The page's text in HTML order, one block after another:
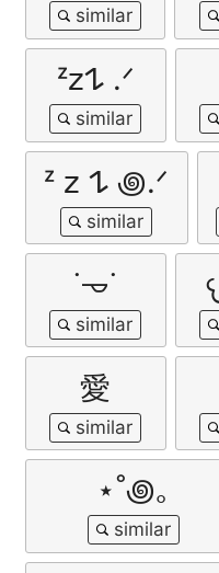
ᶻ𝗓𐰁 .ᐟ
ᶻ 𝗓 𐰁 ꩜.ᐟ
˙𐃷˙
愛
⋆˚꩜｡